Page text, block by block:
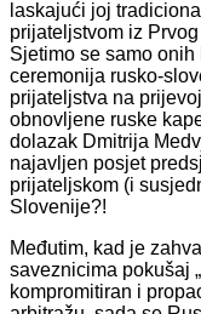
laskajući joj
prijateljstvom iz
Sjetimo se samo
ceremonija rusko-
prijateljstva na
obnovljene ruske
dolazak Dmitrija
najavljen posjet
prijateljskom (i
Slovenije?!
Međutim, kad je
saveznicima pokušaj
kompromitiran i